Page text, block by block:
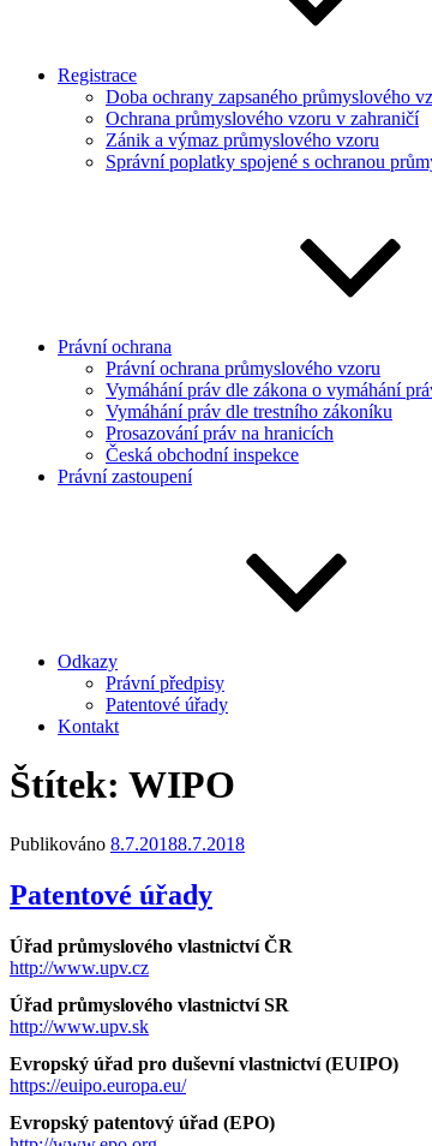
Registrace
Doba ochrany zapsaného průmyslového
Ochrana průmyslového vzoru v zahraničí
Zánik a výmaz průmyslového vzoru
Správní poplatky spojené s ochranou
Právní ochrana
Právní ochrana průmyslového vzoru
Vymáhání práv dle zákona o vymáhání
Vymáhání práv dle trestního zákoníku
Prosazování práv na hranicích
Česká obchodní inspekce
Právní zastoupení
Odkazy
Právní předpisy
Patentové úřady
Kontakt
Štítek: WIPO
Publikováno 8.7.20188.7.2018
Patentové úřady
Úřad průmyslového vlastnictví ČR
http://www.upv.cz
Úřad průmyslového vlastnictví SR
http://www.upv.sk
Evropský úřad pro duševní vlastnictví (EUIPO)
https://euipo.europa.eu/
Evropský patentový úřad (EPO)